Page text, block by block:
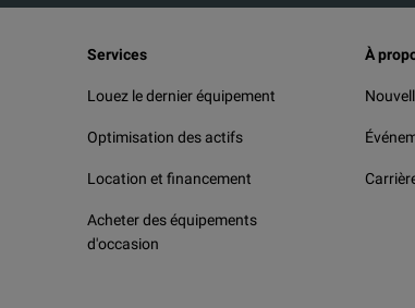
Services
Louez le dernier équipement
Optimisation des actifs
Location et financement
Acheter des équipements
d'occasion
À